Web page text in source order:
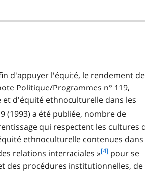
2
d'appuyer l'équité, le rendement
Politique/Programmes n° 119,
d'équité ethnoculturelle dans les
(1993) a été publiée, nombre de
qui respectent les cultures
ethnoculturelle contenues dans
relations interraciales »f
o
[4] pour se
des procédures institutionnelles, de